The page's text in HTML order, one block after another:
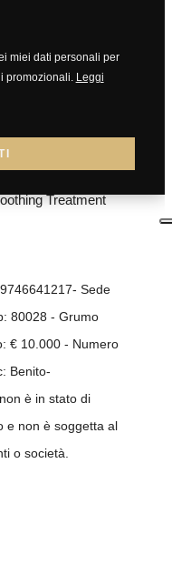
miei dati personali per
promozionali. Leggi
Treatment
Sede
80028 - Grumo
€ 10.000 - Numero
Benito-
è in stato di
e non è soggetta al
o società.